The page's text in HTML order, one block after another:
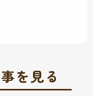
を見る